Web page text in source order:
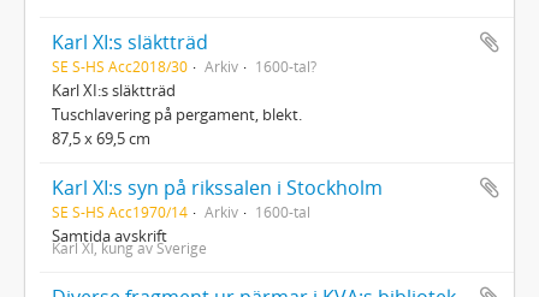
Karl XI:s släktträd
SE S-HS Acc2018/30 Arkiv 1600-tal?
Karl XI:s släktträd
Tuschlavering på pergament, blekt.
87,5 x 69,5 cm
Karl XI:s syn på rikssalen i Stockholm
SE S-HS Acc1970/14 Arkiv 1600-tal
Samtida avskrift
Karl XI, kung av Sverige